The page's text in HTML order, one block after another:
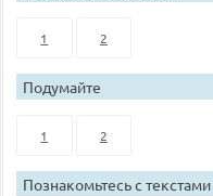
1 2
Подумайте
1 2
Познакомьтесь с текстами